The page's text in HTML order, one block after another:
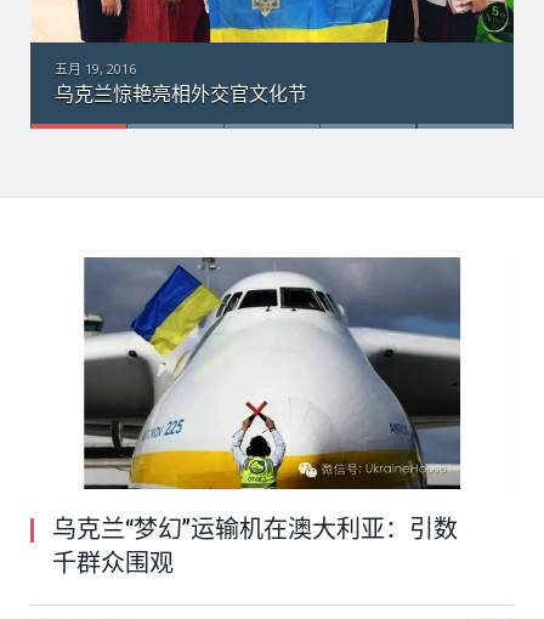
五月 18, 2016
乌克兰“梦幻”运输机在澳大利亚：引数千群众围观
乌克兰“梦幻”运输机在澳大利亚：引数
千群众围观